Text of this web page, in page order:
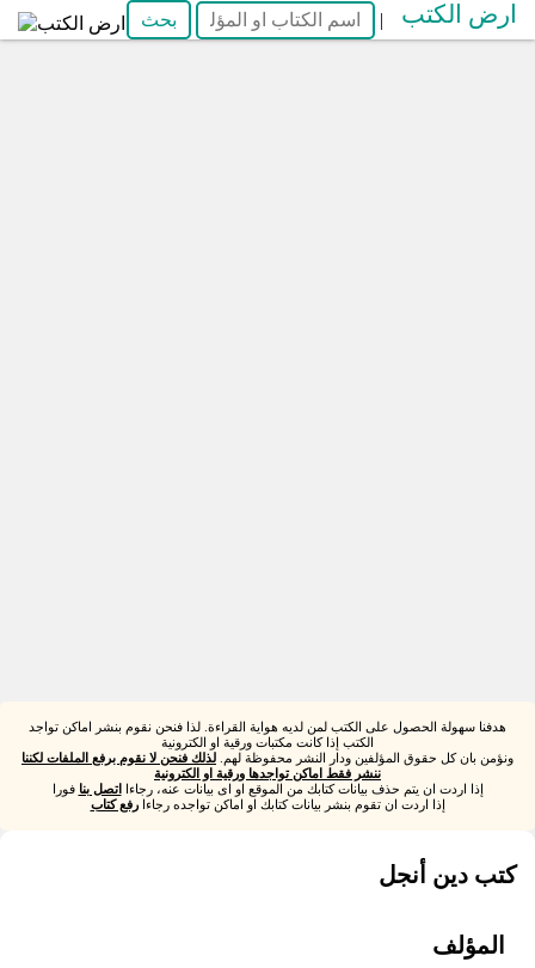
ارض الكتب |
هدفنا سهولة الحصول على الكتب لمن لديه هواية القراءة. لذا فنحن نقوم بنشر اماكن تواجد
الكتب إذا كانت مكتبات ورقية او الكترونية
ونؤمن بان كل حقوق المؤلفين ودار النشر محفوظة لهم. لذلك فنحن لا نقوم برفع الملفات لكننا
ننشر فقط اماكن تواجدها ورقية او الكترونية
إذا اردت ان يتم حذف بيانات كتابك من الموقع او اى بيانات عنه، رجاءااتصل بنا فورا
إذا اردت ان تقوم بنشر بيانات كتابك او اماكن تواجده رجاءارفع كتاب
كتب دين أنجل
المؤلف